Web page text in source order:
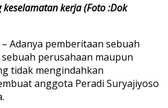
kerja (Foto :Dok
– Adanya pemberitaan sebuah
perusahaan maupun
tidak mengindahkan
anggota Peradi Suryajiyoso